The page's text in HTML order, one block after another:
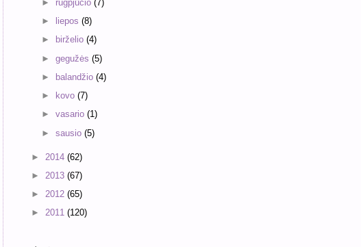
► rugpjūčio(7)
►
liepos(8)
►
birželio(4)
►gegužės(5)
►
balandžio(4)
►
kovo(7)
►vasario(1)
►sausio(5)
► 2014 (62)
► 2013 (67)
► 2012 (65)
► 2011 (120)